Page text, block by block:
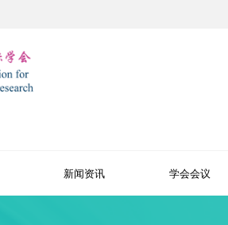
新闻资讯 学会会议